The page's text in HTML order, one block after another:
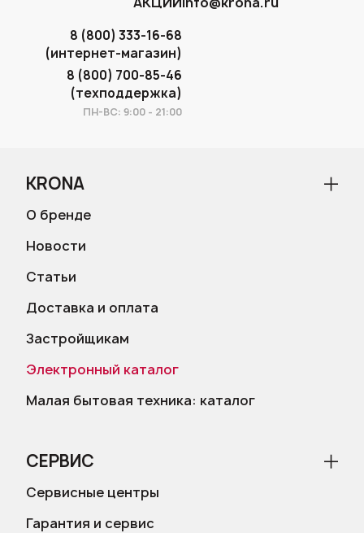
8 (800) 333-16-68
(интернет-магазин)
8 (800) 700-85-46
(техподдержка)
ПН-ВС: 9:00 - 21:00
KRONA
О бренде
Новости
Статьи
Доставка и оплата
Застройщикам
Электронный каталог
Малая бытовая техника: каталог
СЕРВИС
Сервисные центры
Гарантия и сервис